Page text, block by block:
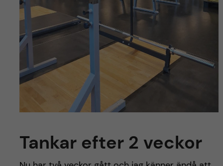
Tankar efter 2 veckor